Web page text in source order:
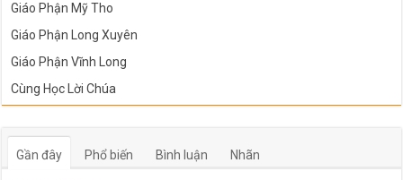
Giáo Phận Mỹ Tho
Giáo Phận Long Xuyên
Giáo Phận Vĩnh Long
Cùng Học Lời Chúa
Gần đây Phổ biến Bình luận Nhãn